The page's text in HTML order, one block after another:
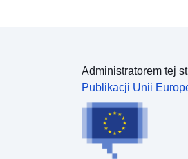
Administratorem tej
Publikacji Unii